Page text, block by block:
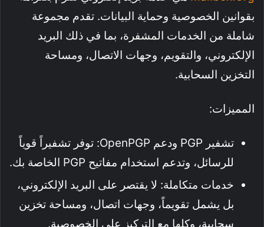
بقوانين الخصوصية وحماية البيانات. تقدم مجموعة
شاملة من الخدمات المشفرة، بما في ذلك البريد
الإلكتروني، والتقويم، وجهات الاتصال، ومساحة
التخزين السحابية.
المميزات:
تشفير PGP ودعم OpenPGP: توفر تشفيراً قوياً
للرسائل، وتدعم استخدام مفاتيح PGP الخاصة بك.
خدمات متكاملة: لا يقتصر على البريد الإلكتروني،
بل يشمل تقويماً، وجهات اتصال، ومساحة تخزين
سحابية، وكلها مع التركيز على الخصوصية.